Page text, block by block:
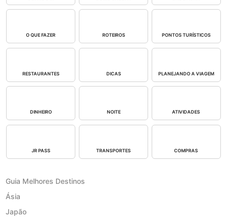
O QUE FAZER ROTEIROS PONTOS TURÍSTICOS
RESTAURANTES DICAS PLANEJANDO A VIAGEM
DINHEIRO NOITE ATIVIDADES
JR PASS TRANSPORTES COMPRAS
Guia Melhores Destinos
Ásia
Japão